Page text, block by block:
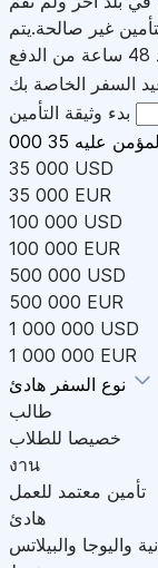
غير صالحة.يتم
السفر الخاصة بك
بدء وثيقة التأمين
عليه
35 000 USD
35 000 EUR
100 000 USD
100 000 EUR
500 000 USD
500 000 EUR
1 000 000 USD
1 000 000 EUR
نوع السفر
طالب
خصيصا للطلاب
งาน
تأمين معتمد للعمل
هادئ